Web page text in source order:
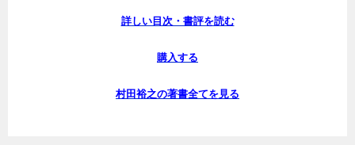
詳しい目次・書評を読む
購入する
村田裕之の著書全てを見る